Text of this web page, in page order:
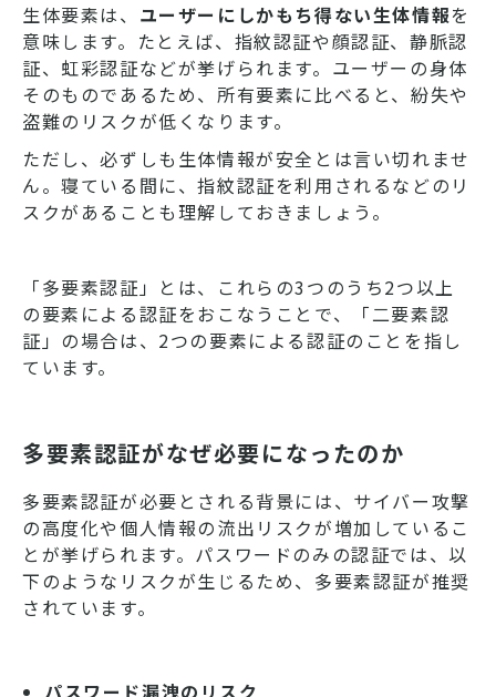
生体要素は、 ユーザーにしかもち得ない生体情報を
意味します。たとえば、指紋認証や顔認証、静脈認
証、虹彩認証などが挙げられます。ユーザーの身体
そのものであるため、所有要素に比べると、紛失や
盗難のリスクが低くなります。
ただし、必ずしも生体情報が安全とは言い切れませ
ん。寝ている間に、指紋認証を利用されるなどのリ
スクがあることも理解しておきましょう。
「多要素認証」とは、これらの3つのうち2つ以上
の要素による認証をおこなうことで、「二要素認
証」の場合は、2つの要素による認証のことを指し
ています。
多要素認証がなぜ必要になったのか
多要素認証が必要とされる背景には、サイバー攻撃
の高度化や個人情報の流出リスクが増加しているこ
とが挙げられます。パスワードのみの認証では、以
下のようなリスクが生じるため、多要素認証が推奨
されています。
パスワード漏洩のリスク